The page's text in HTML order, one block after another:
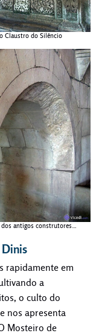
Claustro do Silêncio
dos antigos construtores…
rapidamente em
a
o culto do
nos apresenta
Mosteiro de